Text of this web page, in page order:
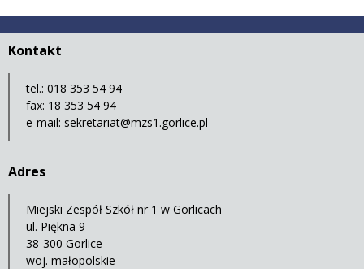
Kontakt
tel.: 018 353 54 94
fax: 18 353 54 94
e-mail: sekretariat@mzs1.gorlice.pl
Adres
Miejski Zespół Szkół nr 1 w Gorlicach
ul. Piękna 9
38-300 Gorlice
woj. małopolskie